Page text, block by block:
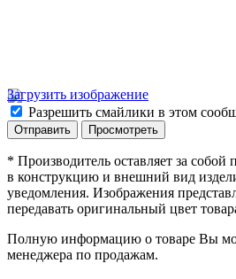
Загрузить изображение
Разрешить смайлики в этом
* Производитель оставляет за собой
в конструкцию и внешний вид
уведомления. Изображения
передавать оригинальный цвет
Полную информацию о товаре Вы
менеджера по продажам.